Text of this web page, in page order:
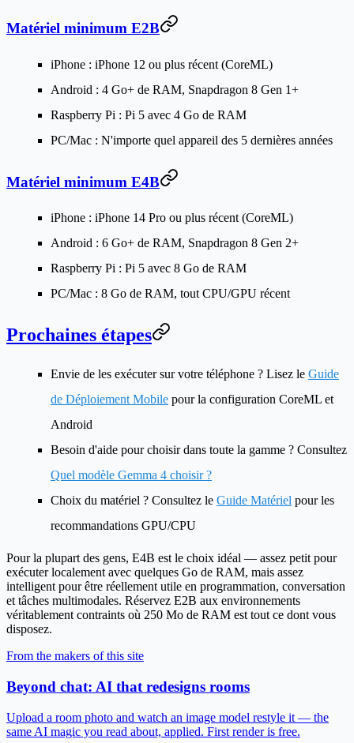
Matériel minimum E2B
iPhone : iPhone 12 ou plus récent (CoreML)
Android : 4 Go+ de RAM, Snapdragon 8 Gen 1+
Raspberry Pi : Pi 5 avec 4 Go de RAM
PC/Mac : N'importe quel appareil des 5 dernières années
Matériel minimum E4B
iPhone : iPhone 14 Pro ou plus récent (CoreML)
Android : 6 Go+ de RAM, Snapdragon 8 Gen 2+
Raspberry Pi : Pi 5 avec 8 Go de RAM
PC/Mac : 8 Go de RAM, tout CPU/GPU récent
Prochaines étapes
Envie de les exécuter sur votre téléphone ? Lisez le Guide
de Déploiement Mobile pour la configuration CoreML et
Android
Besoin d'aide pour choisir dans toute la gamme ? Consultez
Quel modèle Gemma 4 choisir ?
Choix du matériel ? Consultez le Guide Matériel pour les
recommandations GPU/CPU
Pour la plupart des gens, E4B est le choix idéal — assez petit pour
exécuter localement avec quelques Go de RAM, mais assez
intelligent pour être réellement utile en programmation, conversation
et tâches multimodales. Réservez E2B aux environnements
véritablement contraints où 250 Mo de RAM est tout ce dont vous
disposez.
From the makers of this site
Beyond chat: AI that redesigns rooms
Upload a room photo and watch an image model restyle it — the
same AI magic you read about, applied. First render is free.